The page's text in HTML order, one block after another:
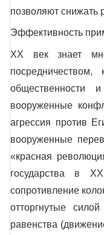
позволяют снижать
Эффективность
XX век знает
общественности
вооруженные
агрессия против
вооруженные
«красная
государства в
сопротивление
отторгнутые
равенства